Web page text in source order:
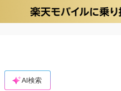
AI検索